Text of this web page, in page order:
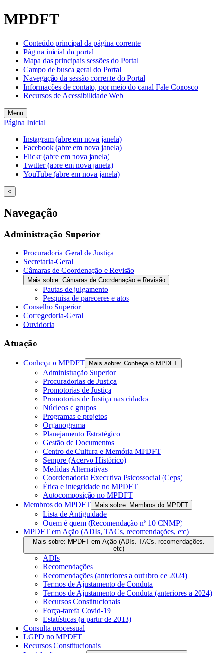
MPDFT
Conteúdo principal da página corrente
Página inicial do portal
Mapa das principais sessões do Portal
Campo de busca geral do Portal
Navegação da sessão corrente do Portal
Informações de contato, por meio do canal Fale Conosco
Recursos de Acessibilidade Web
Menu
Página Inicial
Instagram (abre em nova janela)
Facebook (abre em nova janela)
Flickr (abre em nova janela)
Twitter (abre em nova janela)
YouTube (abre em nova janela)
<
Navegação
Administração Superior
Procuradoria-Geral de Justiça
Secretaria-Geral
Câmaras de Coordenação e Revisão
Mais sobre: Câmaras de Coordenação e Revisão
Pautas de julgamento
Pesquisa de pareceres e atos
Conselho Superior
Corregedoria-Geral
Ouvidoria
Atuação
Conheça o MPDFT Mais sobre: Conheça o MPDFT
Administração Superior
Procuradorias de Justiça
Promotorias de Justiça
Promotorias de Justiça nas cidades
Núcleos e grupos
Programas e projetos
Organograma
Planejamento Estratégico
Gestão de Documentos
Centro de Cultura e Memória MPDFT
Sempre (Acervo Histórico)
Medidas Alternativas
Coordenadoria Executiva Psicossocial (Ceps)
Ética e integridade no MPDFT
Autocomposição no MPDFT
Membros do MPDFT
Mais sobre: Membros do MPDFT
Lista de Antiguidade
Quem é quem (Recomendação nº 10 CNMP)
MPDFT em Ação (ADIs, TACs, recomendações, etc)
Mais sobre: MPDFT em Ação (ADIs, TACs, recomendações,
etc)
ADIs
Recomendações
Recomendações (anteriores a outubro de 2024)
Termos de Ajustamento de Conduta
Termos de Ajustamento de Conduta (anteriores a 2024)
Recursos Constitucionais
Força-tarefa Covid-19
Estatísticas (a partir de 2013)
Consulta processual
LGPD no MPDFT
Recursos Constitucionais